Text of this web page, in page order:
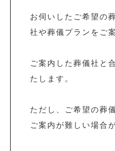
お伺いしたご希望の
社や葬儀プランをご
ご案内した葬儀社と
たします。
ただし、ご希望の葬
ご案内が難しい場合